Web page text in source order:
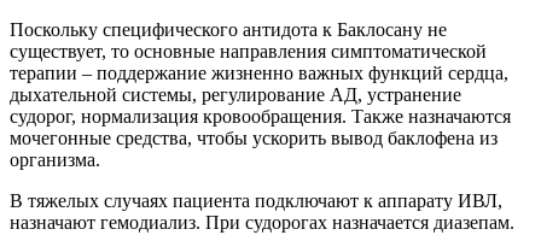
Поскольку специфического антидота к Баклосану не
существует, то основные направления симптоматической
терапии – поддержание жизненно важных функций сердца,
дыхательной системы, регулирование АД, устранение
судорог, нормализация кровообращения. Также назначаются
мочегонные средства, чтобы ускорить вывод баклофена из
организма.
В тяжелых случаях пациента подключают к аппарату ИВЛ,
назначают гемодиализ. При судорогах назначается диазепам.